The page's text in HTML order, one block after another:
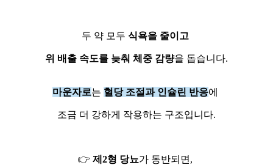
두 약 모두 식욕을 줄이고
위 배출 속도를 늦춰 체중 감량을 돕습니다.
마운자로는 혈당 조절과 인슐린 반응에
조금 더 강하게 작용하는 구조입니다.
👉 제2형 당뇨가 동반되면,